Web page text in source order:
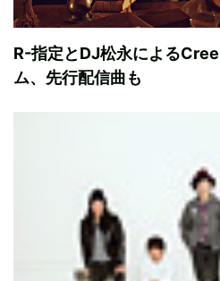
R-指定とDJ松永による
ム、先行配信曲も